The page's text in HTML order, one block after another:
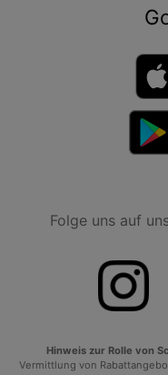
Folge uns auf
Hinweis zur Rolle von
Vermittlung von